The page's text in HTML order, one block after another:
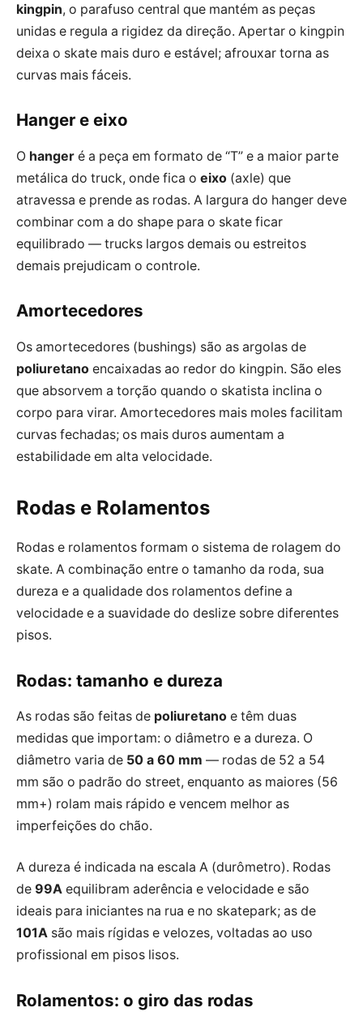
kingpin, o parafuso central que mantém as peças
unidas e regula a rigidez da direção. Apertar o kingpin
deixa o skate mais duro e estável; afrouxar torna as
curvas mais fáceis.
Hanger e eixo
O hanger é a peça em formato de “T” e a maior parte
metálica do truck, onde fica o eixo (axle) que
atravessa e prende as rodas. A largura do hanger deve
combinar com a do shape para o skate ficar
equilibrado — trucks largos demais ou estreitos
demais prejudicam o controle.
Amortecedores
Os amortecedores (bushings) são as argolas de
poliuretano encaixadas ao redor do kingpin. São eles
que absorvem a torção quando o skatista inclina o
corpo para virar. Amortecedores mais moles facilitam
curvas fechadas; os mais duros aumentam a
estabilidade em alta velocidade.
Rodas e Rolamentos
Rodas e rolamentos formam o sistema de rolagem do
skate. A combinação entre o tamanho da roda, sua
dureza e a qualidade dos rolamentos define a
velocidade e a suavidade do deslize sobre diferentes
pisos.
Rodas: tamanho e dureza
As rodas são feitas de poliuretano e têm duas
medidas que importam: o diâmetro e a dureza. O
diâmetro varia de 50 a 60 mm — rodas de 52 a 54
mm são o padrão do street, enquanto as maiores (56
mm+) rolam mais rápido e vencem melhor as
imperfeições do chão.
A dureza é indicada na escala A (durômetro). Rodas
de 99A equilibram aderência e velocidade e são
ideais para iniciantes na rua e no skatepark; as de
101A são mais rígidas e velozes, voltadas ao uso
profissional em pisos lisos.
Rolamentos: o giro das rodas